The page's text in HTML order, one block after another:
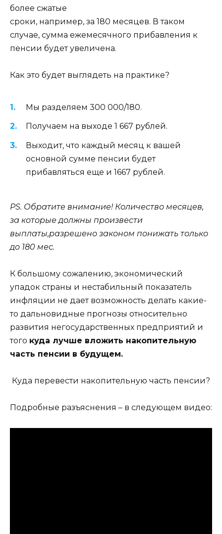
более сжатые
сроки, например, за 180 месяцев. В таком
случае, сумма ежемесячного прибавления к
пенсии будет увеличена.
Как это будет выглядеть на практике?
Мы разделяем 300 000/180.
Получаем на выходе 1 667 рублей.
Выходит, что каждый месяц к вашей
основной сумме пенсии будет
прибавляться еще и 1667 рублей.
PS. Обратите внимание! Количество месяцев,
за которые должны произвести
выплаты,разрешено законом понижать только
до 180 мес.
К большому сожалению, экономический
упадок страны и нестабильный показатель
инфляции не дает возможность делать какие-
то дальновидные прогнозы относительно
развития негосударственных предприятий и
того куда лучше вложить накопительную
часть пенсии в будущем.
Куда перевести накопительную часть пенсии?
Подробные разъяснения – в следующем видео: